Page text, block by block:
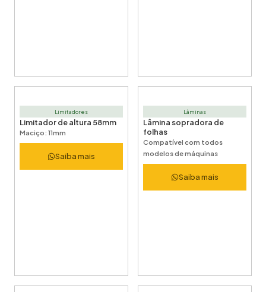
Limitadores
Limitador de altura 58mm
Maciço: 11mm
Saiba mais
Lâminas
Lâmina sopradora de
folhas
Compatível com todos
modelos de máquinas
Saiba mais